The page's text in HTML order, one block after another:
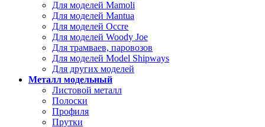
Для моделей Mamoli
Для моделей Mantua
Для моделей Occre
Для моделей Woody Joe
Для трамваев, паровозов
Для моделей Model Shipways
Для других моделей
Металл модельный
Листовой металл
Полоски
Профиля
Прутки